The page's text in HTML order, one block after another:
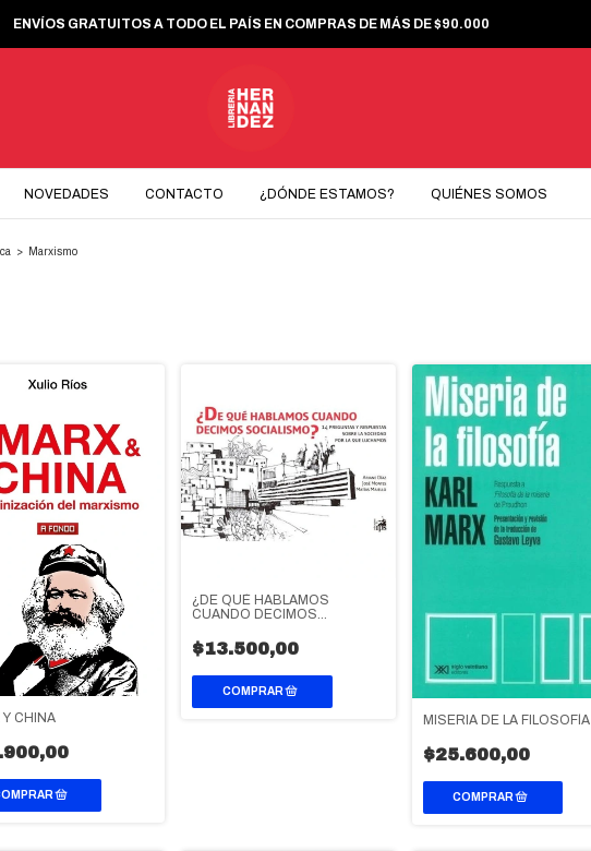
ENVÍOS GRATUITOS A TODO EL PAÍS EN COMPRAS DE MÁS DE $90.000
NOVEDADES CONTACTO ¿DÓNDE ESTAMOS? QUIÉNES SOMOS
> Marxismo
Y CHINA
¿DE QUÉ HABLAMOS
CUANDO DECIMOS
$13.500,00
MISERIA DE LA FILOSOFÍA
$25.600,00